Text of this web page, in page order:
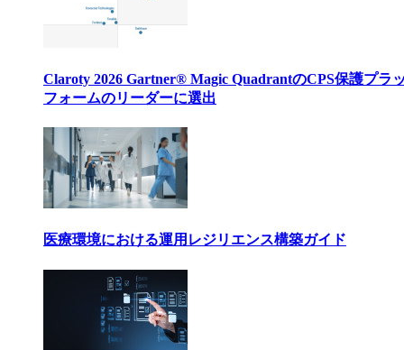
Claroty 2026 Gartner® Magic QuadrantのCPS保護プラ
フォームのリーダーに選出
医療環境における運用レジリエンス構築ガイド